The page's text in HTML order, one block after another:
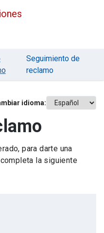
Seguimiento de
reclamo
idioma:
para darte una
la siguiente